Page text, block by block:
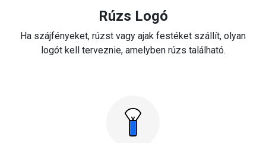
Rúzs Logó
Ha szájfényeket, rúzst vagy ajak festéket szállít, olyan
logót kell terveznie, amelyben rúzs található.